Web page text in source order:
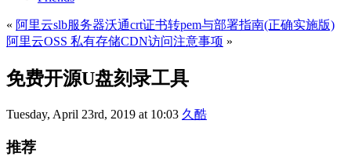
« 阿里云slb服务器沃通crt证书转pem与部署指南(正确实施版)
阿里云OSS 私有存储CDN访问注意事项 »
免费开源U盘刻录工具
Tuesday, April 23rd, 2019 at 10:03 久酷
推荐